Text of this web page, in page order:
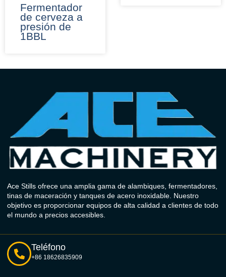
Fermentador
de cerveza a
presión de
1BBL
Ace Stills ofrece una amplia gama de alambiques, fermentadores,
tinas de maceración y tanques de acero inoxidable. Nuestro
objetivo es proporcionar equipos de alta calidad a clientes de todo
el mundo a precios accesibles.
Teléfono
+86 18626835909